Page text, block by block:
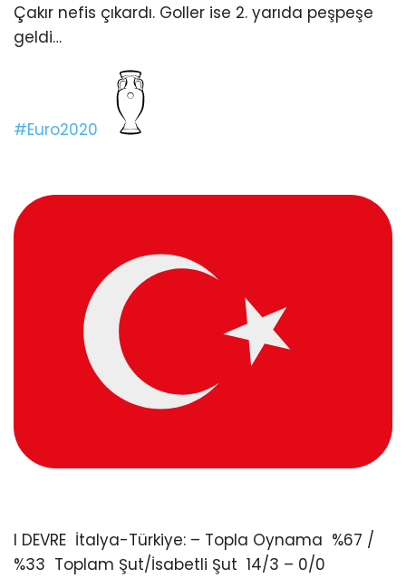
Çakır nefis çıkardı. Goller ise 2. yarıda peşpeşe
geldi…
#Euro2020
I DEVRE İtalya-Türkiye: – Topla Oynama %67 /
%33 Toplam Şut/İsabetli Şut 14/3 – 0/0